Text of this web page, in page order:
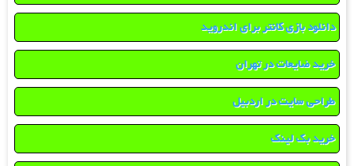
دانلود بازی کانتر برای اندروید
خرید ضایعات در تهران
طراحی سایت در اردبیل
خرید بک لینک